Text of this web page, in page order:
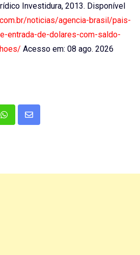
Investidura, 2013. Disponível
noticias/agencia-brasil/pais-
entrada-de-dolares-com-saldo-
Acesso em: 08 ago. 2026
WhatsappShare